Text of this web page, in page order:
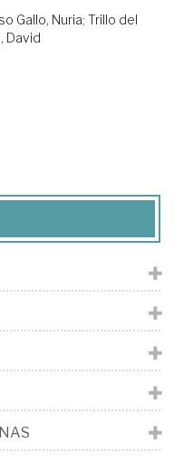
Gallo, Nuria; Trillo del
David